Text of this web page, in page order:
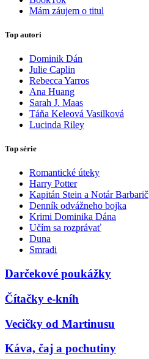
Mám záujem o titul
Top autori
Dominik Dán
Julie Caplin
Rebecca Yarros
Ana Huang
Sarah J. Maas
Táňa Keleová Vasilková
Lucinda Riley
Top série
Romantické úteky
Harry Potter
Kapitán Stein a Notár Barbarič
Denník odvážneho bojka
Krimi Dominika Dána
Učím sa rozprávať
Duna
Smradi
Darčekové poukážky
Čítačky e-kníh
Vecičky od Martinusu
Káva, čaj a pochutiny